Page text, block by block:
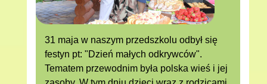
31 maja w naszym przedszkolu odbył się
festyn pt: "Dzień małych odkrywców".
Tematem przewodnim była polska wieś i jej